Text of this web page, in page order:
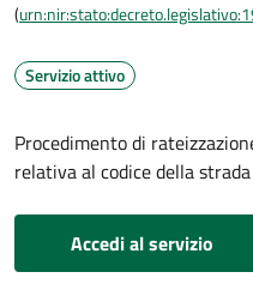
(
Servizio attivo
Procedimento di
relativa al codice della strada
Accedi al servizio